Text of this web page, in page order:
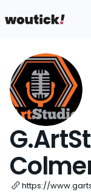
https://